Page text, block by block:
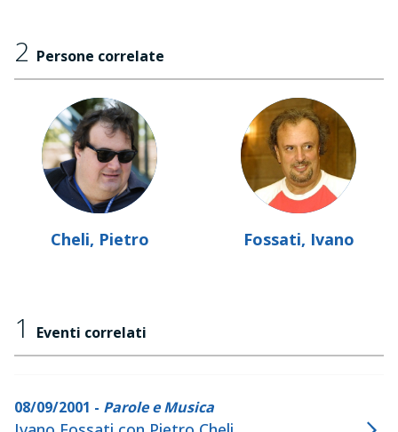
2 Persone correlate
Cheli, Pietro Fossati, Ivano
1 Eventi correlati
08/09/2001 - Parole e Musica